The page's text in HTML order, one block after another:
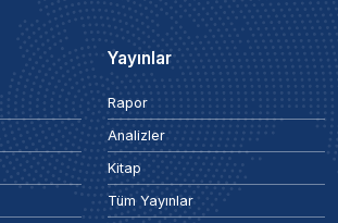
Yayınlar
Rapor
Analizler
Kitap
Tüm Yayınlar